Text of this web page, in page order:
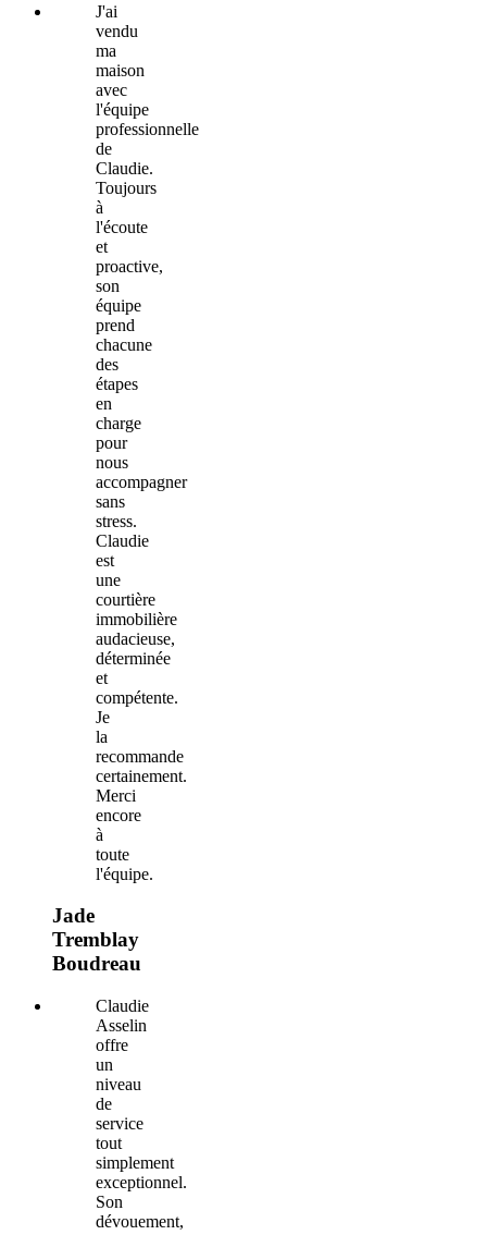
J'ai
vendu
ma
maison
avec
l'équipe
professionnelle
de
Claudie.
Toujours
à
l'écoute
et
proactive,
son
équipe
prend
chacune
des
étapes
en
charge
pour
nous
accompagner
sans
stress.
Claudie
est
une
courtière
immobilière
audacieuse,
déterminée
et
compétente.
Je
la
recommande
certainement.
Merci
encore
à
toute
l'équipe.
Jade
Tremblay
Boudreau
Claudie
Asselin
offre
un
niveau
de
service
tout
simplement
exceptionnel.
Son
dévouement,